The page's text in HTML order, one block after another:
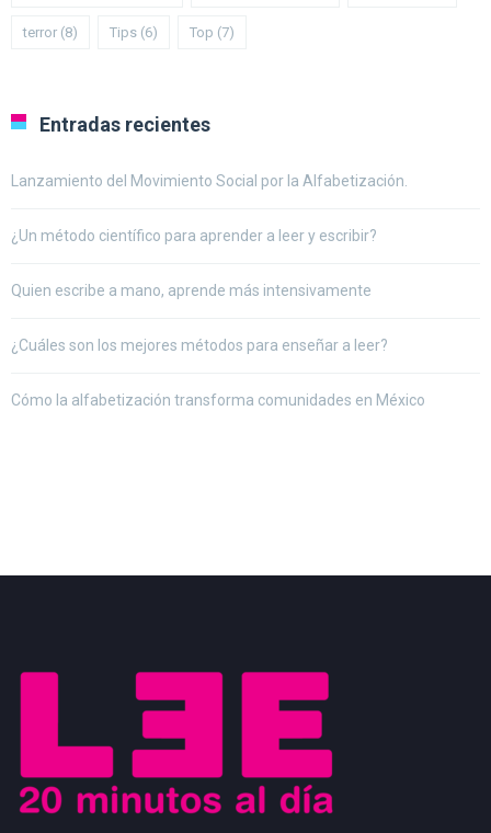
terror (8) Tips (6) Top (7)
Entradas recientes
Lanzamiento del Movimiento Social por la Alfabetización.
¿Un método científico para aprender a leer y escribir?
Quien escribe a mano, aprende más intensivamente
¿Cuáles son los mejores métodos para enseñar a leer?
Cómo la alfabetización transforma comunidades en México